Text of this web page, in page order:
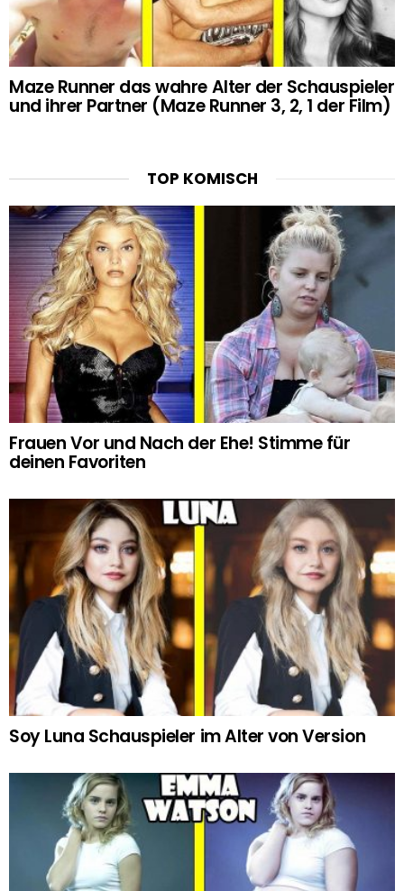
Maze Runner das wahre Alter der Schauspieler
und ihrer Partner (Maze Runner 3, 2, 1 der Film)
TOP KOMISCH
Frauen Vor und Nach der Ehe! Stimme für
deinen Favoriten
Soy Luna Schauspieler im Alter von Version